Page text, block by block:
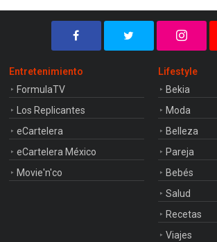
Entretenimiento
FormulaTV
Los Replicantes
eCartelera
eCartelera México
Movie'n'co
Lifestyle
Bekia
Moda
Belleza
Pareja
Bebés
Salud
Recetas
Viajes